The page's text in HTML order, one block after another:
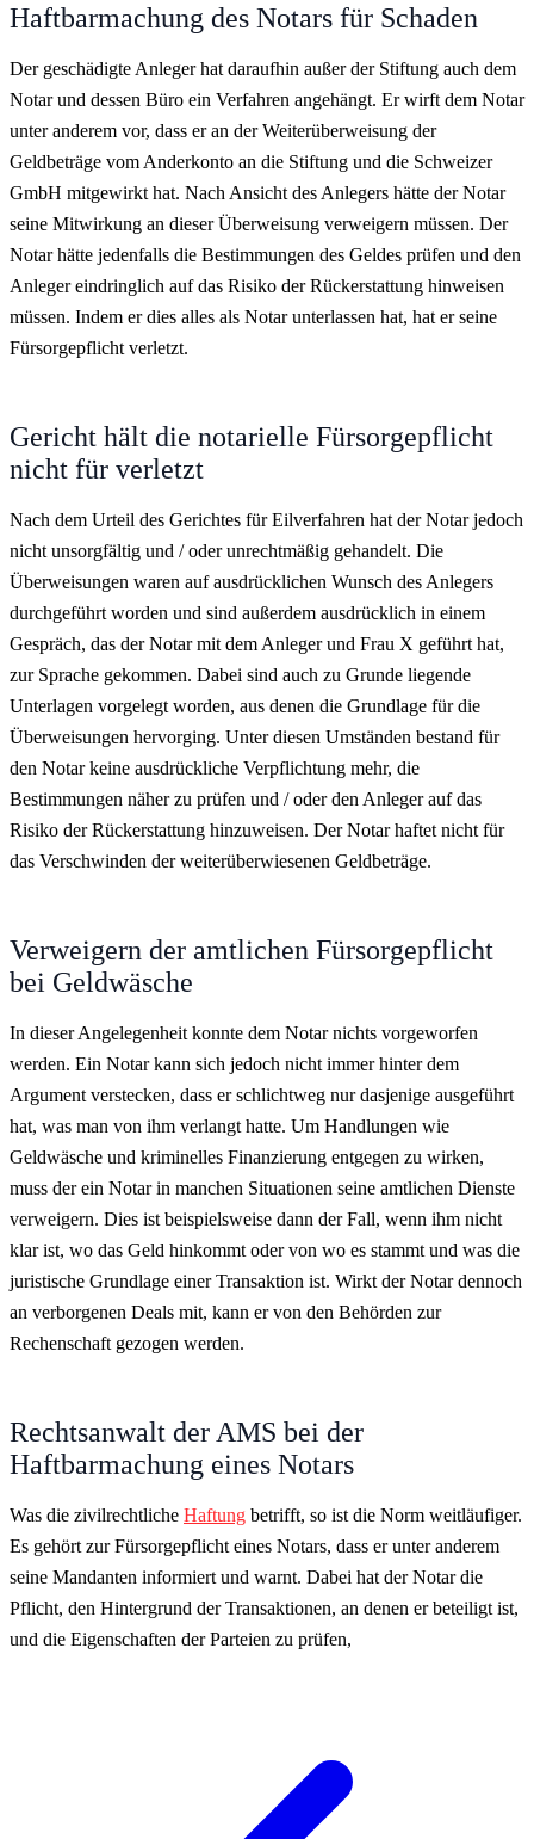
Haftbarmachung des Notars für Schaden
Der geschädigte Anleger hat daraufhin außer der Stiftung auch dem
Notar und dessen Büro ein Verfahren angehängt. Er wirft dem Notar
unter anderem vor, dass er an der Weiterüberweisung der
Geldbeträge vom Anderkonto an die Stiftung und die Schweizer
GmbH mitgewirkt hat. Nach Ansicht des Anlegers hätte der Notar
seine Mitwirkung an dieser Überweisung verweigern müssen. Der
Notar hätte jedenfalls die Bestimmungen des Geldes prüfen und den
Anleger eindringlich auf das Risiko der Rückerstattung hinweisen
müssen. Indem er dies alles als Notar unterlassen hat, hat er seine
Fürsorgepflicht verletzt.
Gericht hält die notarielle Fürsorgepflicht
nicht für verletzt
Nach dem Urteil des Gerichtes für Eilverfahren hat der Notar jedoch
nicht unsorgfältig und / oder unrechtmäßig gehandelt. Die
Überweisungen waren auf ausdrücklichen Wunsch des Anlegers
durchgeführt worden und sind außerdem ausdrücklich in einem
Gespräch, das der Notar mit dem Anleger und Frau X geführt hat,
zur Sprache gekommen. Dabei sind auch zu Grunde liegende
Unterlagen vorgelegt worden, aus denen die Grundlage für die
Überweisungen hervorging. Unter diesen Umständen bestand für
den Notar keine ausdrückliche Verpflichtung mehr, die
Bestimmungen näher zu prüfen und / oder den Anleger auf das
Risiko der Rückerstattung hinzuweisen. Der Notar haftet nicht für
das Verschwinden der weiterüberwiesenen Geldbeträge.
Verweigern der amtlichen Fürsorgepflicht
bei Geldwäsche
In dieser Angelegenheit konnte dem Notar nichts vorgeworfen
werden. Ein Notar kann sich jedoch nicht immer hinter dem
Argument verstecken, dass er schlichtweg nur dasjenige ausgeführt
hat, was man von ihm verlangt hatte. Um Handlungen wie
Geldwäsche und kriminelles Finanzierung entgegen zu wirken,
muss der ein Notar in manchen Situationen seine amtlichen Dienste
verweigern. Dies ist beispielsweise dann der Fall, wenn ihm nicht
klar ist, wo das Geld hinkommt oder von wo es stammt und was die
juristische Grundlage einer Transaktion ist. Wirkt der Notar dennoch
an verborgenen Deals mit, kann er von den Behörden zur
Rechenschaft gezogen werden.
Rechtsanwalt der AMS bei der
Haftbarmachung eines Notars
Was die zivilrechtliche Haftung betrifft, so ist die Norm weitläufiger.
Es gehört zur Fürsorgepflicht eines Notars, dass er unter anderem
seine Mandanten informiert und warnt. Dabei hat der Notar die
Pflicht, den Hintergrund der Transaktionen, an denen er beteiligt ist,
und die Eigenschaften der Parteien zu prüfen,